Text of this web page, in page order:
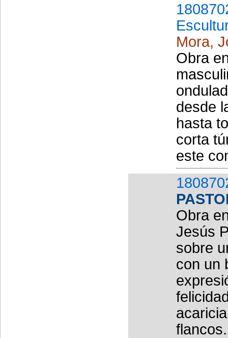
Mora,
Obra
desde
hasta
corta
este
Obra
Jesús
sobre
con un
flancos.